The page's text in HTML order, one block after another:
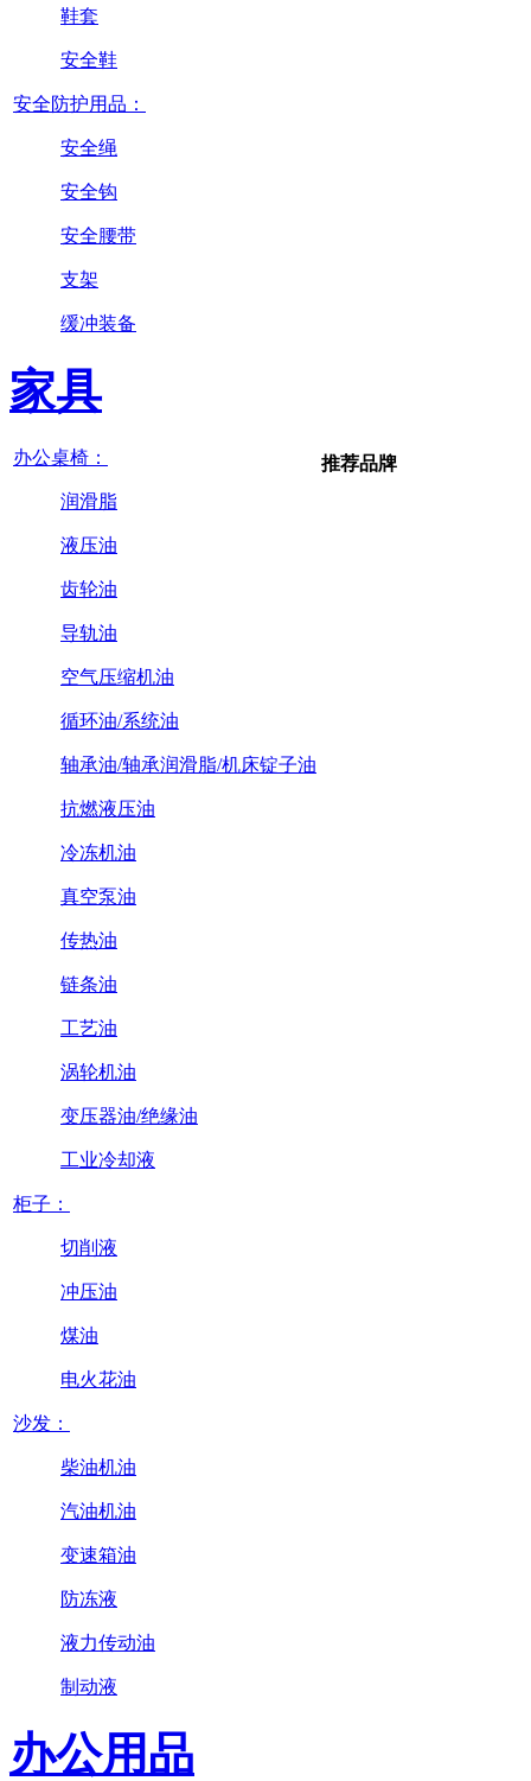
鞋套
安全鞋
安全防护用品：
安全绳
安全钩
安全腰带
支架
缓冲装备
家具
办公桌椅：
润滑脂
液压油
齿轮油
导轨油
空气压缩机油
循环油/系统油
轴承油/轴承润滑脂/机床锭子油
抗燃液压油
冷冻机油
真空泵油
传热油
链条油
工艺油
涡轮机油
变压器油/绝缘油
工业冷却液
柜子：
切削液
冲压油
煤油
电火花油
沙发：
柴油机油
汽油机油
变速箱油
防冻液
液力传动油
制动液
推荐品牌
办公用品